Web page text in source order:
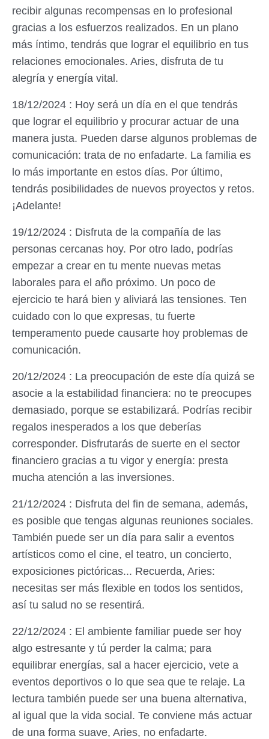
recibir algunas recompensas en lo profesional
gracias a los esfuerzos realizados. En un plano
más íntimo, tendrás que lograr el equilibrio en tus
relaciones emocionales. Aries, disfruta de tu
alegría y energía vital.
18/12/2024 : Hoy será un día en el que tendrás
que lograr el equilibrio y procurar actuar de una
manera justa. Pueden darse algunos problemas de
comunicación: trata de no enfadarte. La familia es
lo más importante en estos días. Por último,
tendrás posibilidades de nuevos proyectos y retos.
¡Adelante!
19/12/2024 : Disfruta de la compañía de las
personas cercanas hoy. Por otro lado, podrías
empezar a crear en tu mente nuevas metas
laborales para el año próximo. Un poco de
ejercicio te hará bien y aliviará las tensiones. Ten
cuidado con lo que expresas, tu fuerte
temperamento puede causarte hoy problemas de
comunicación.
20/12/2024 : La preocupación de este día quizá se
asocie a la estabilidad financiera: no te preocupes
demasiado, porque se estabilizará. Podrías recibir
regalos inesperados a los que deberías
corresponder. Disfrutarás de suerte en el sector
financiero gracias a tu vigor y energía: presta
mucha atención a las inversiones.
21/12/2024 : Disfruta del fin de semana, además,
es posible que tengas algunas reuniones sociales.
También puede ser un día para salir a eventos
artísticos como el cine, el teatro, un concierto,
exposiciones pictóricas... Recuerda, Aries:
necesitas ser más flexible en todos los sentidos,
así tu salud no se resentirá.
22/12/2024 : El ambiente familiar puede ser hoy
algo estresante y tú perder la calma; para
equilibrar energías, sal a hacer ejercicio, vete a
eventos deportivos o lo que sea que te relaje. La
lectura también puede ser una buena alternativa,
al igual que la vida social. Te conviene más actuar
de una forma suave, Aries, no enfadarte.